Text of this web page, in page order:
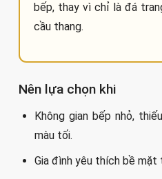
bếp, thay vì chỉ là đá
cầu thang.
Nên lựa chọn khi
Không gian bếp nhỏ,
màu tối.
Gia đình yêu thích bề mặt